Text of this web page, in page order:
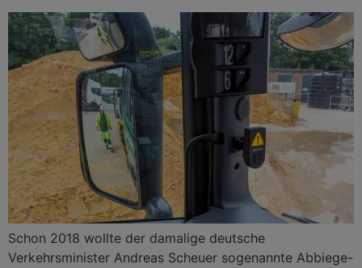
Schon 2018 wollte der damalige deutsche
Verkehrsminister Andreas Scheuer sogenannte Abbiege-